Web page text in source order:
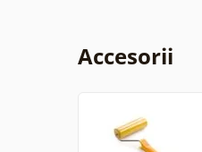
Accesorii